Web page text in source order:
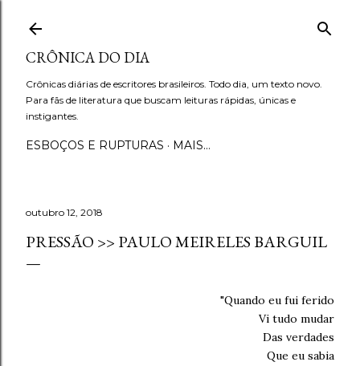
CRÔNICA DO DIA
Crônicas diárias de escritores brasileiros. Todo dia, um texto novo.
Para fãs de literatura que buscam leituras rápidas, únicas e
instigantes.
ESBOÇOS E RUPTURAS MAIS…
outubro 12, 2018
PRESSÃO >> PAULO MEIRELES BARGUIL
"Quando eu fui ferido
Vi tudo mudar
Das verdades
Que eu sabia